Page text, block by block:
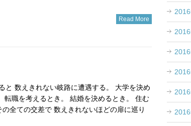
Read More
と 数えきれない岐路に遭遇する。 大学を決め
転職を考えるとき。 結婚を決めるとき。 住む
全ての交差で 数えきれないほどの扉に巡り